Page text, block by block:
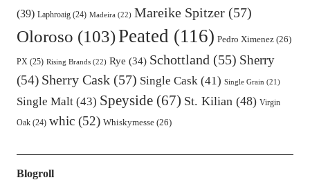
(39) Laphroaig(24) Madeira(22) Mareike Spitzer(57)
Oloroso (103)Peated (116) Pedro Ximenez(26)
PX(25) Rising Brands(22) Rye (34) Schottland (55) Sherry
(54) Sherry Cask(57) Single Cask(41) Single Grain (21)
Single Malt(43) Speyside(67) St. Kilian(48) Virgin
Oak(24) whic(52) Whiskymesse(26)
Blogroll